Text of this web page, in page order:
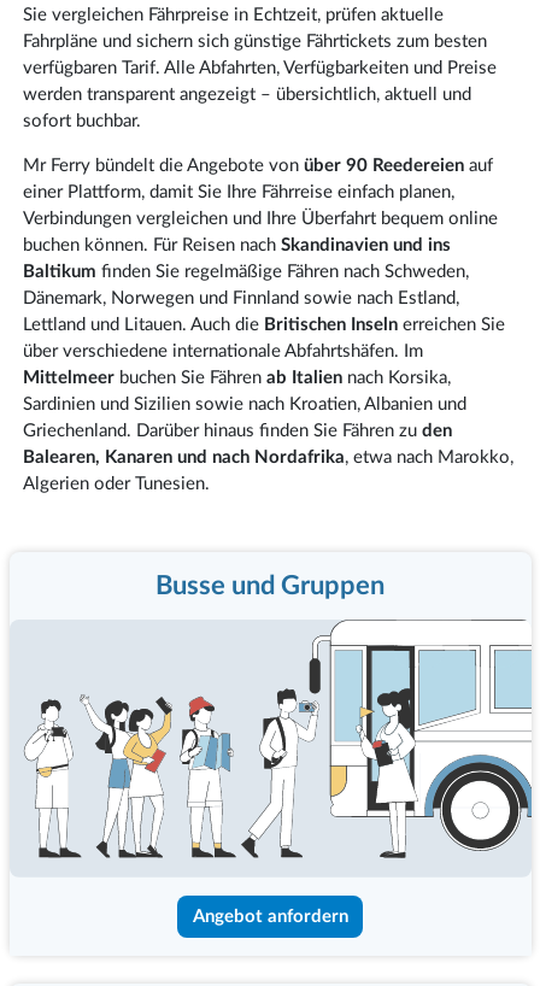
Sie vergleichen Fährpreise in Echtzeit, prüfen aktuelle
Fahrpläne und sichern sich günstige Fährtickets zum besten
verfügbaren Tarif. Alle Abfahrten, Verfügbarkeiten und Preise
werden transparent angezeigt – übersichtlich, aktuell und
sofort buchbar.
Mr Ferry bündelt die Angebote von über 90 Reedereienauf
einer Plattform, damit Sie Ihre Fährreise einfach planen,
Verbindungen vergleichen und Ihre Überfahrt bequem online
buchen können. Für Reisen nach Skandinavien und ins
Baltikum finden Sie regelmäßige Fähren nach Schweden,
Dänemark, Norwegen und Finnland sowie nach Estland,
Lettland und Litauen. Auch die Britischen Inselnerreichen Sie
über verschiedene internationale Abfahrtshäfen. Im
Mittelmeerbuchen Sie Fähren ab Italiennach Korsika,
Sardinien und Sizilien sowie nach Kroatien, Albanien und
Griechenland. Darüber hinaus finden Sie Fähren zu den
Balearen, Kanaren und nach Nordafrika, etwa nach Marokko,
Algerien oder Tunesien.
Busse und Gruppen
Angebot anfordern